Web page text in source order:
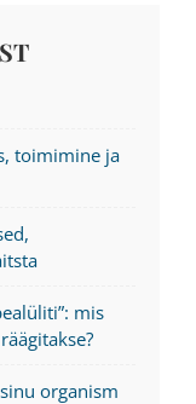
toimimine ja
mis
organism